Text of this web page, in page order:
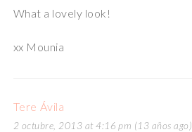
What a lovely look!
xx Mounia
Tere Ávila
2 octubre, 2013 at 4:16 pm (13 años ago)